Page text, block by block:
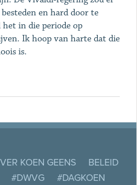
en hard door te
in die periode op
Ik hoop van harte dat die
is.
KOEN GEENS
BELEID
#DWVG
#DAGKOEN